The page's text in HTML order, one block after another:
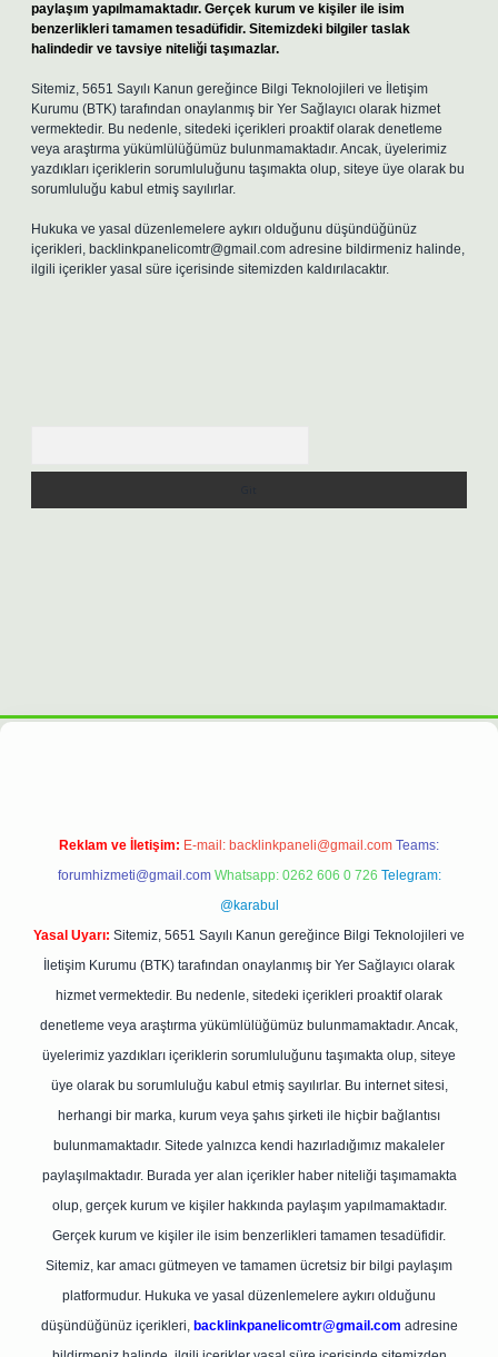
paylaşım yapılmamaktadır. Gerçek kurum ve kişiler ile isim
benzerlikleri tamamen tesadüfidir. Sitemizdeki bilgiler taslak
halindedir ve tavsiye niteliği taşımazlar.
Sitemiz, 5651 Sayılı Kanun gereğince Bilgi Teknolojileri ve İletişim
Kurumu (BTK) tarafından onaylanmış bir Yer Sağlayıcı olarak hizmet
vermektedir. Bu nedenle, sitedeki içerikleri proaktif olarak denetleme
veya araştırma yükümlülüğümüz bulunmamaktadır. Ancak, üyelerimiz
yazdıkları içeriklerin sorumluluğunu taşımakta olup, siteye üye olarak bu
sorumluluğu kabul etmiş sayılırlar.
Hukuka ve yasal düzenlemelere aykırı olduğunu düşündüğünüz
içerikleri, backlinkpanelicomtr@gmail.com adresine bildirmeniz halinde,
ilgili içerikler yasal süre içerisinde sitemizden kaldırılacaktır.
Reklam ve İletişim: E-mail: backlinkpaneli@gmail.com Teams:
forumhizmeti@gmail.com Whatsapp: 0262 606 0 726 Telegram:
@karabul
Yasal Uyarı: Sitemiz, 5651 Sayılı Kanun gereğince Bilgi Teknolojileri ve
İletişim Kurumu (BTK) tarafından onaylanmış bir Yer Sağlayıcı olarak
hizmet vermektedir. Bu nedenle, sitedeki içerikleri proaktif olarak
denetleme veya araştırma yükümlülüğümüz bulunmamaktadır. Ancak,
üyelerimiz yazdıkları içeriklerin sorumluluğunu taşımakta olup, siteye
üye olarak bu sorumluluğu kabul etmiş sayılırlar. Bu internet sitesi,
herhangi bir marka, kurum veya şahıs şirketi ile hiçbir bağlantısı
bulunmamaktadır. Sitede yalnızca kendi hazırladığımız makaleler
paylaşılmaktadır. Burada yer alan içerikler haber niteliği taşımamakta
olup, gerçek kurum ve kişiler hakkında paylaşım yapılmamaktadır.
Gerçek kurum ve kişiler ile isim benzerlikleri tamamen tesadüfidir.
Sitemiz, kar amacı gütmeyen ve tamamen ücretsiz bir bilgi paylaşım
platformudur. Hukuka ve yasal düzenlemelere aykırı olduğunu
düşündüğünüz içerikleri, backlinkpanelicomtr@gmail.com adresine